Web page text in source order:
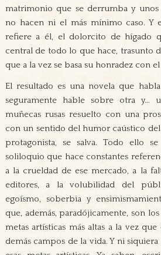
matrimonio que se derrumba y
no hacen ni el más mínimo caso. Y
refiere a él, el dolorcito de hígado
central de todo lo que hace, trasunto
que a la vez se basa su honradez con
El resultado es una novela que
seguramente hable sobre otra y…
muñecas rusas resuelto con una
con un sentido del humor caústico
protagonista, se salva. Todo ello
soliloquio que hace constantes
a la crueldad de ese mercado, a la
editores, a la volubilidad del
egoísmo, soberbia y
que, además, paradójicamente, son
metas artísticas más altas a la vez
demás campos de la vida. Y ni siquiera